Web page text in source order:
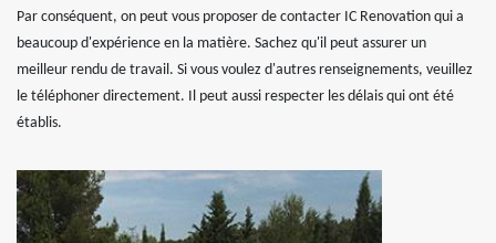
Par conséquent, on peut vous proposer de contacter IC Renovation qui a
beaucoup d'expérience en la matière. Sachez qu'il peut assurer un
meilleur rendu de travail. Si vous voulez d'autres renseignements, veuillez
le téléphoner directement. Il peut aussi respecter les délais qui ont été
établis.